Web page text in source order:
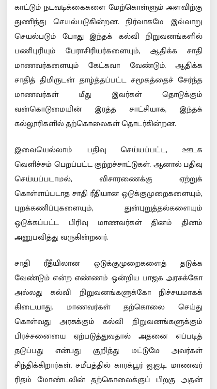
காட்டும் நடவடிக்கைகளை மேற்கொள்ளும் அளவிற்கு
துணிந்து செயல்படுகின்றன. நிர்வாகமே இவ்வாறு
செயல்படும் போது இந்தக் கல்வி நிறுவனங்களில்
பணிபுரியும் பேராசிரியர்களையும், ஆதிக்க சாதி
மாணவர்களையும் கேட்கவா வேண்டும். ஆதிக்க
சாதித் திமிருடன் தாழ்த்தப்பட்ட சமூகத்தைச் சேர்ந்த
மாணவர்கள் மீது இவர்கள் தொடுக்கும்
வன்கொடுமையின் இரத்த சாட்சியாக, இந்தக்
கல்லூரிகளில் தற்கொலைகள் தொடர்கின்றன.
இவையெல்லாம் பதிவு செய்யப்பட்ட, ஊடக
வெளிச்சம் பெறப்பட்ட குற்றச்சாட்டுகள். ஆனால் பதிவு
செய்யப்படாமல், விசாரணைக்கு ஏற்றுக்
கொள்ளப்படாத சாதி ரீதியான ஒடுக்குமுறைகளையும்,
புறக்கணிப்புகளையும், துன்புறுத்தல்களையும்
ஒடுக்கப்பட்ட பிரிவு மாணவர்கள் தினம் தினம்
அனுபவித்து வருகின்றனர்.
சாதி ரீதீயிலான ஒடுக்குமுறைகளைத் தடுக்க
வேண்டும் என்ற எண்ணம் ஒன்றிய பாஜக அரசுக்கோ
அல்லது கல்வி நிறுவனங்களுக்கோ நிச்சயமாகக்
கிடையாது. மாணவர்கள் தற்கொலை செய்து
கொள்வது அரசுக்கும் கல்வி நிறுவனங்களுக்கும்
பிரச்சனையை ஏற்படுத்துவதால் அதனை எப்படித்
தடுப்பது என்பது குறித்து மட்டுமே அவர்கள்
சிந்திக்கிறார்கள். சமீபத்தில் காரக்பூர் ஐ.ஐ.டி. மாணவர்
ரிதம் மோண்டலின் தற்கொலைக்குப் பிறகு அதன்